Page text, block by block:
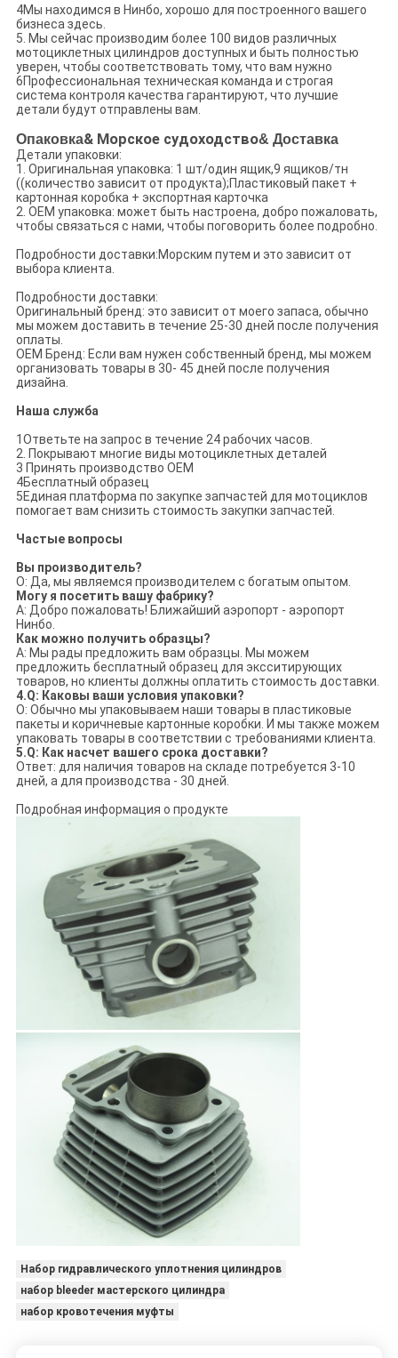
4Мы находимся в Нинбо, хорошо для построенного вашего
бизнеса здесь.
5. Мы сейчас производим более 100 видов различных
мотоциклетных цилиндров доступных и быть полностью
уверен, чтобы соответствовать тому, что вам нужно
6Профессиональная техническая команда и строгая
система контроля качества гарантируют, что лучшие
детали будут отправлены вам.
Опаковка& Морское судоходство& Доставка
Детали упаковки:
1. Оригинальная упаковка: 1 шт/один ящик,9 ящиков/тн
((количество зависит от продукта);Пластиковый пакет +
картонная коробка + экспортная карточка
2. OEM упаковка: может быть настроена, добро пожаловать,
чтобы связаться с нами, чтобы поговорить более подробно.
Подробности доставки:Морским путем и это зависит от
выбора клиента.
Подробности доставки:
Оригинальный бренд: это зависит от моего запаса, обычно
мы можем доставить в течение 25-30 дней после получения
оплаты.
OEM Бренд: Если вам нужен собственный бренд, мы можем
организовать товары в 30- 45 дней после получения
дизайна.
Наша служба
1Ответьте на запрос в течение 24 рабочих часов.
2. Покрывают многие виды мотоциклетных деталей
3 Принять производство OEM
4Бесплатный образец
5Единая платформа по закупке запчастей для мотоциклов
помогает вам снизить стоимость закупки запчастей.
Частые вопросы
Вы производитель?
О: Да, мы являемся производителем с богатым опытом.
Могу я посетить вашу фабрику?
А: Добро пожаловать! Ближайший аэропорт - аэропорт
Нинбо.
Как можно получить образцы?
A: Мы рады предложить вам образцы. Мы можем
предложить бесплатный образец для эксситирующих
товаров, но клиенты должны оплатить стоимость доставки.
4.Q: Каковы ваши условия упаковки?
О: Обычно мы упаковываем наши товары в пластиковые
пакеты и коричневые картонные коробки. И мы также можем
упаковать товары в соответствии с требованиями клиента.
5.Q: Как насчет вашего срока доставки?
Ответ: для наличия товаров на складе потребуется 3-10
дней, а для производства - 30 дней.
Подробная информация о продукте
Набор гидравлического уплотнения цилиндров
набор bleeder мастерского цилиндра
набор кровотечения муфты